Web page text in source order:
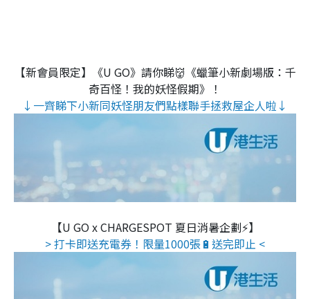
【新會員限定】《U GO》請你睇👹《蠟筆小新劇場版：千
奇百怪！我的妖怪假期》！
↓一齊睇下小新同妖怪朋友們點樣聯手拯救屋企人啦↓
【U GO x CHARGESPOT 夏日消暑企劃⚡】
> 打卡即送充電券！限量1000張🔋送完即止 <